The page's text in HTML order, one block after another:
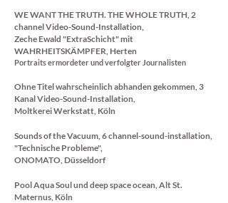
WE WANT THE TRUTH. THE WHOLE TRUTH, 2
channel Video-Sound-Installation,
Zeche Ewald "ExtraSchicht" mit
WAHRHEITSKÄMPFER, Herten
Portraits ermordeter und verfolgter Journalisten
Ohne Titel wahrscheinlich abhanden gekommen, 3
Kanal Video-Sound-Installation,
Moltkerei Werkstatt, Köln
Sounds of the Vacuum, 6 channel-sound-installation,
"Technische Probleme",
ONOMATO, Düsseldorf
Pool Aqua Soulund deep space ocean,Alt St.
Maternus, Köln